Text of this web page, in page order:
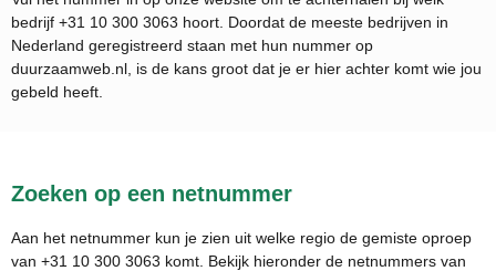
bedrijf +31 10 300 3063 hoort. Doordat de meeste bedrijven in
Nederland geregistreerd staan met hun nummer op
duurzaamweb.nl, is de kans groot dat je er hier achter komt wie jou
gebeld heeft.
Zoeken op een netnummer
Aan het netnummer kun je zien uit welke regio de gemiste oproep
van +31 10 300 3063 komt. Bekijk hieronder de netnummers van